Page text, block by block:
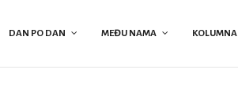
DAN PO DAN MEĐU NAMA KOLUMNA